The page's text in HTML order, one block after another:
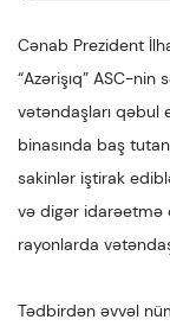
Cənab Prezident
“Azərişıq” ASC-
vətəndaşları qəbul
binasında baş
sakinlər iştirak
və digər idarəetmə
rayonlarda
Tədbirdən əvvəl